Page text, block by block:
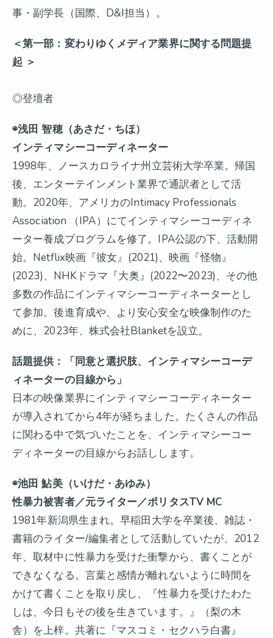
事・副学長（国際、D&I担当）。
＜第一部：変わりゆくメディア業界に関する問題提
起 ＞
◎登壇者
◉浅田 智穂（あさだ・ちほ）
インティマシーコーディネーター
1998年、ノースカロライナ州立芸術大学卒業。帰国
後、エンターテインメント業界で通訳者として活
動。2020年、アメリカのIntimacy Professionals
Association （IPA）にてインティマシーコーディネ
ーター養成プログラムを修了。IPA公認の下、活動開
始。Netflix映画『彼女』(2021)、映画『怪物』
(2023)、NHKドラマ『大奥』(2022〜2023)、その他
多数の作品にインティマシーコーディネーターとし
て参加。後進育成や、より安心安全な映像制作のた
めに、2023年、株式会社Blanketを設立。
話題提供：「同意と選択肢、インティマシーコーデ
ィネーターの目線から」
日本の映像業界にインティマシーコーディネーター
が導入されてから4年が経ちました。たくさんの作品
に関わる中で気づいたことを、インティマシーコー
ディネーターの目線からお話しします。
◉池田 鮎美（いけだ・あゆみ）
性暴力被害者／元ライター／ポリタスTV MC
1981年新潟県生まれ。早稲田大学を卒業後、雑誌・
書籍のライター/編集者として活動していたが、2012
年、取材中に性暴力を受けた衝撃から、書くことが
できなくなる。言葉と感情が離れないように時間を
かけて書くことを取り戻し、『性暴力を受けたわた
しは、今日もその後を生きています。』（梨の木
舎）を上梓。共著に『マスコミ・セクハラ白書』